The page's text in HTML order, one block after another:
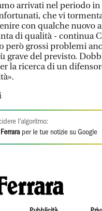
arrivati nel periodo
che vi
con qualche nuovo
di qualità - continua
però grossi problemi
grave del previsto.
la ricerca di un
l'algoritmo:
per le tue notizie su Google